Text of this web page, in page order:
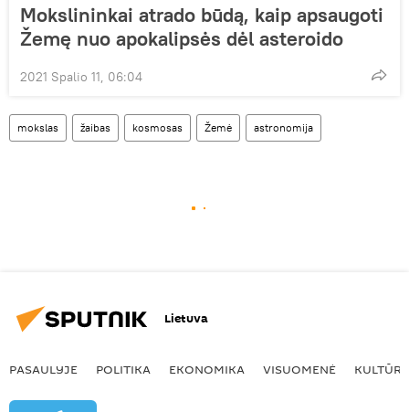
Mokslininkai atrado būdą, kaip apsaugoti
Žemę nuo apokalipsės dėl asteroido
2021 Spalio 11, 06:04
mokslas žaibas kosmosas Žemė astronomija
Lietuva
PASAULYJE POLITIKA EKONOMIKA VISUOMENĖ KULTŪRA